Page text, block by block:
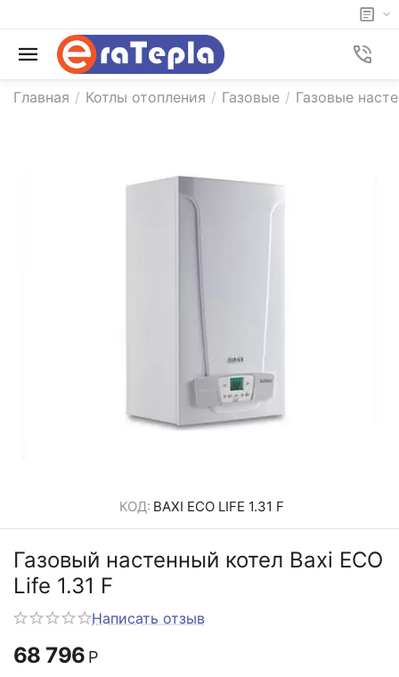
Главная / Котлы отопления / Газовые / Газовые
КОД: BAXI ECO LIFE 1.31 F
Газовый настенный котел Baxi ECO
Life 1.31 F
Написать отзыв
68 796 Р